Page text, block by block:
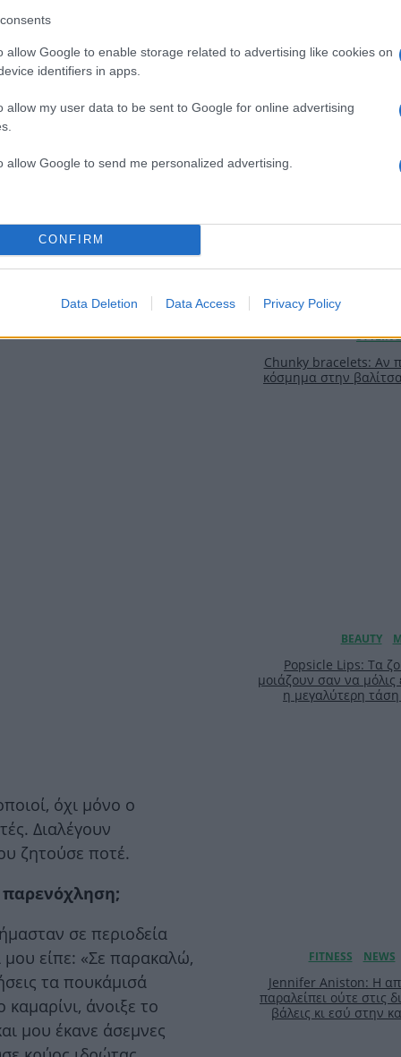
allow Google to enable storage related to advertising like cookies on
identifiers in apps.
allow my user data to be sent to Google for online advertising
allow Google to send me personalized advertising.
CONFIRM
Data Deletion Data Access Privacy Policy
είναι καλά ο
αλλά έχω ακούσει
ηθοποιούς που θα
Διόνυσο.
να συνεργαστείτε
όχι μόνο ο
Διαλέγουν
ζητούσε ποτέ.
παρενόχληση;
σε περιοδεία
μου είπε: «Σε παρακαλώ,
τα πουκάμισά
άνοιξε το
μου έκανε άσεμνες
Chunky bracelets: Αν
κόσμημα στην
Popsicle Lips: Τα
μοιάζουν σαν να μόλις
η μεγαλύτερη
Jennifer Aniston: Η
παραλείπει ούτε στις
βάλεις κι εσύ στην